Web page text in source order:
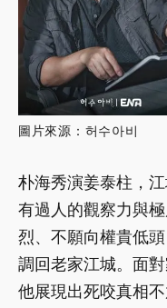
圖片來源：허수아비
朴海秀演姜泰柱，
有過人的觀察力與
烈、不願向權貴低
調回老家江城。面
他展現出死咬真相